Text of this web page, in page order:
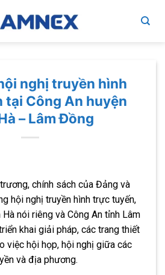
nghị truyền hình
Công An huyện
– Lâm Đồng
chính sách của Đảng và
hội nghị truyền hình trực tuyến,
Hà nói riêng và Công An tỉnh Lâm
khai giải pháp, các trang thiết
việc hội họp, hội nghị giữa các
và địa phương.